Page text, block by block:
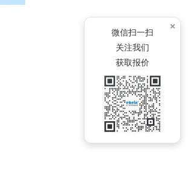
×
微信扫一扫
关注我们
获取报价